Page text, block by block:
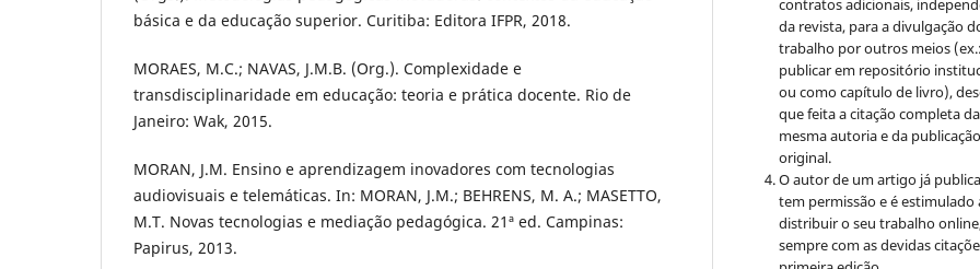
básica e da educação superior. Curitiba: Editora IFPR, 2018.
MORAES, M.C.; NAVAS, J.M.B. (Org.). Complexidade e
transdisciplinaridade em educação: teoria e prática docente. Rio de
Janeiro: Wak, 2015.
MORAN, J.M. Ensino e aprendizagem inovadores com tecnologias
audiovisuais e telemáticas. In: MORAN, J.M.; BEHRENS, M. A.; MASETTO,
M.T. Novas tecnologias e mediação pedagógica. 21ª ed. Campinas:
Papirus, 2013.
contratos adicionais,
da revista, para a divulgação
trabalho por outros meios (ex.:
publicar em repositório
ou como capítulo de livro),
que feita a citação completa da
mesma autoria e da publicação
original.
O autor de um artigo já
tem permissão e é estimulado
distribuir o seu trabalho
sempre com as devidas